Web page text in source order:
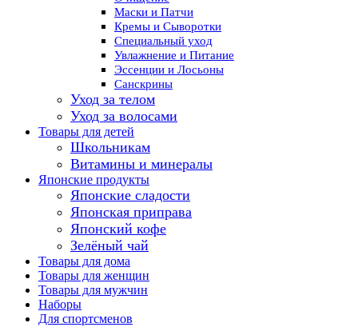
Маски и Патчи
Кремы и Сыворотки
Специальный уход
Увлажнение и Питание
Эссенции и Лосьоны
Санскрины
Уход за телом
Уход за волосами
Товары для детей
Школьникам
Витамины и минералы
Японские продукты
Японские сладости
Японская приправа
Японский кофе
Зелёный чай
Товары для дома
Товары для женщин
Товары для мужчин
Наборы
Для спортсменов